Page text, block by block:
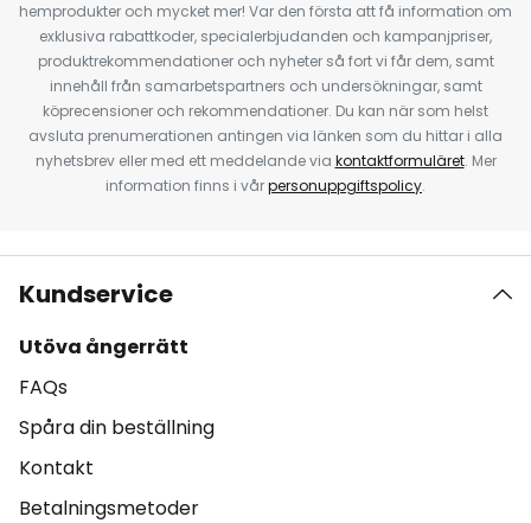
hemprodukter och mycket mer! Var den första att få information om
exklusiva rabattkoder, specialerbjudanden och kampanjpriser,
produktrekommendationer och nyheter så fort vi får dem, samt
innehåll från samarbetspartners och undersökningar, samt
köprecensioner och rekommendationer. Du kan när som helst
avsluta prenumerationen antingen via länken som du hittar i alla
nyhetsbrev eller med ett meddelande via kontaktformuläret. Mer
information finns i vårpersonuppgiftspolicy.
Kundservice
Utöva ångerrätt
FAQs
Spåra din beställning
Kontakt
Betalningsmetoder